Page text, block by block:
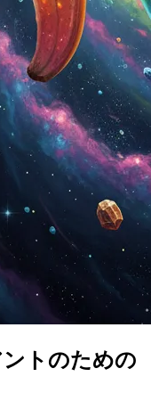
トのための